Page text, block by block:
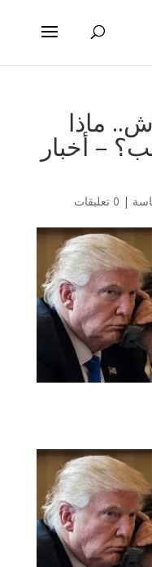
ماذا
– أخبار
| 0 تعليقات